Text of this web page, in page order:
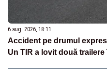
6 aug. 2026, 18:11
Accident pe drumul
Un TIR a lovit două